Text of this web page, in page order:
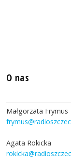
O nas
Małgorzata Frymus
Agata Rokicka